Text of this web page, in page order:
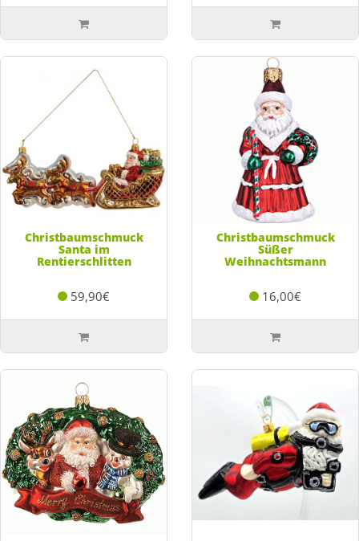
Christbaumschmuck
Santa im
Rentierschlitten
59,90€
Christbaumschmuck
Süßer
Weihnachtsmann
16,00€